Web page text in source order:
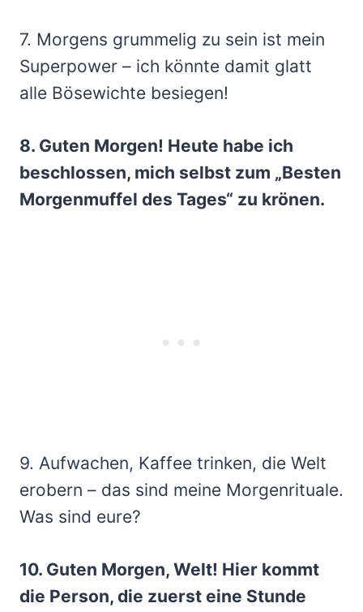
7. Morgens grummelig zu sein ist mein
Superpower – ich könnte damit glatt
alle Bösewichte besiegen!
8. Guten Morgen! Heute habe ich
beschlossen, mich selbst zum „Besten
Morgenmuffel des Tages“ zu krönen.
9. Aufwachen, Kaffee trinken, die Welt
erobern – das sind meine Morgenrituale.
Was sind eure?
10. Guten Morgen, Welt! Hier kommt
die Person, die zuerst eine Stunde